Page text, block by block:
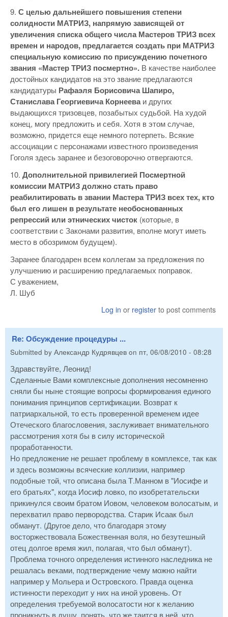
9. С целью дальнейшего повышения степени
солидности МАТРИЗ, напрямую зависящей от
увеличения списка общего числа Мастеров ТРИЗ всех
времен и народов, предлагается создать при МАТРИЗ
специальную комиссию по присуждению почетного
звания «Мастер ТРИЗ посмертно». В качестве наиболее
достойных кандидатов на это звание предлагаются
кандидатуры Рафаэля Борисовича Шапиро,
Станислава Георгиевича Корнееваи других
выдающихся тризовцев, позабытых судьбой. На худой
конец, могу предложить и себя. Хотя в этом случае,
возможно, придется еще немного потерпеть. Всякие
ассоциации с персонажами известного произведения
Гоголя здесь заранее и безоговорочно отвергаются.
10. Дополнительной привилегией Посмертной
комиссии МАТРИЗ должно стать право
реабилитировать в звании Мастера ТРИЗ всех тех, кто
был его лишен в результате необоснованных
репрессий или этнических чисток (которые, в
соответствии с Законами развития, вполне могут иметь
место в обозримом будущем).
Заранее благодарен всем коллегам за предложения по
улучшению и расширению предлагаемых поправок.
С уважением,
Л. Шуб
Log in or register to post comments
Re: Обсуждение процедуры ...
Submitted by Александр Кудрявцев on пт, 06/08/2010 - 08:28
Здравствуйте, Леонид!
Сделанные Вами комплексные дополнения несомненно
сняли бы ныне стоящие вопросы формирования единого
понимания принципов сертификации. Возврат к
патриархальной, то есть проверенной временем идее
Отеческого благословения, заслуживает внимательного
рассмотрения хотя бы в силу исторической
проработанности.
Но предложение не решает проблему в комплексе, так как
и здесь возможны всяческие коллизии, например
подобные той, что описана была Т.Манном в "Иосифе и
его братьях", когда Иосиф ловко, по изобретательски
прикинулся своим братом Иовом, человеком волосатым, и
перехватил право первородства. Старик Исаак был
обманут. (Другое дело, что благодаря этому
восторжествовала Божественная воля, но безутешный
отец долгое время жил, полагая, что был обманут).
Проблема точного определения истинного наследника не
решалась веками, подтверждение чему можно найти
например у Мольера и Островского. Правда оценка
истинности переходит у них на иной уровень. От
определения требуемой волосатости ног к желанию
проникнуть в душу, понять, что же таится в ней, что